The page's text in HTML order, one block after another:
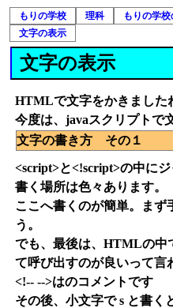
もりの学校 理科 もりの学
文字の表示
文字の表示
HTMLで文字をかきました
今度は、javaスクリプトで
文字の書き方 その１
<script>と<!script>の中に
書く場所は色々あります。
ここへ書くのが簡単。まず
う。
でも、最後は、HTMLの中
て呼び出すのが良いって言
<!-- -->はのコメントです
その後、小文字で s と書く